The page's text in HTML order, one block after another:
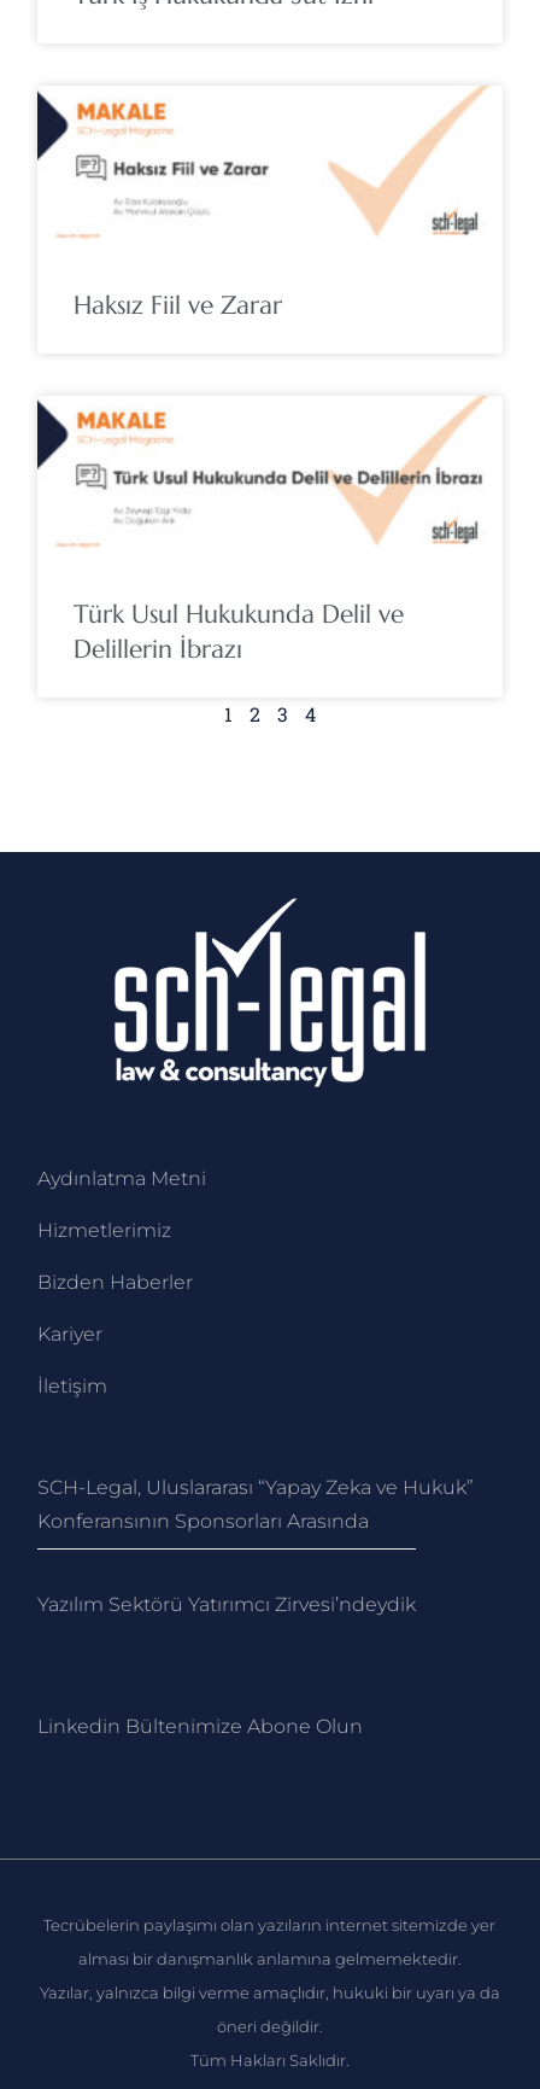
Haksız Fiil ve Zarar
Türk Usul Hukukunda Delil ve
Delillerin İbrazı
1 2 3 4
Aydınlatma Metni
Hizmetlerimiz
Bizden Haberler
Kariyer
İletişim
SCH-Legal, Uluslararası “Yapay Zeka ve Hukuk”
Konferansının Sponsorları Arasında
Yazılım Sektörü Yatırımcı Zirvesi’ndeydik
Linkedin Bültenimize Abone Ol un
Tecrübelerin paylaşımı olan yazıların internet sitemizde yer
alması bir danışmanlık anlamına gelmemektedir.
Yazılar, yalnızca bilgi verme amaçlıdır, hukuki bir uyarı ya da
öneri değildir.
Tüm Hakları Saklıdır.